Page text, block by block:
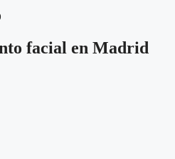
facial en Madrid